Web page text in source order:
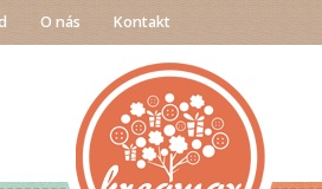
O nás Kontakt